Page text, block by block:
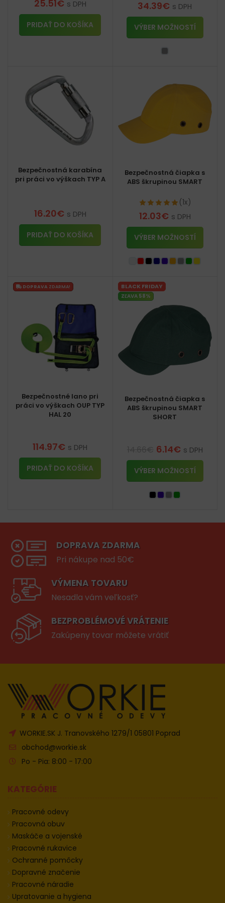
25.51 € s DPH
PRIDAŤ DO KOŠÍKA
34.39€ s DPH
VÝBER MOŽNOSTÍ
Bezpečnostná karabína
pri práci vo výškach TYP A
16.20€ s DPH
PRIDAŤ DO KOŠÍKA
Bezpečnostná čiapka s
ABS škrupinou SMART
(1x)
12.03€ s DPH
VÝBER MOŽNOSTÍ
DOPRAVA ZDARMA!
Bezpečnostné lano pri
práci vo výškach OUP TYP
HAL 20
114.97€ s DPH
PRIDAŤ DO KOŠÍKA
BLACK FRIDAY
ZĽAVA 58%
Bezpečnostná čiapka s
ABS škrupinou SMART
SHORT
6.14€ s DPH
VÝBER MOŽNOSTÍ
DOPRAVA ZDARMA
Pri nákupe nad 50€
VÝMENA TOVARU
Nesadla vám veľkosť?
BEZPROBLÉMOVÉ VRÁTENIE
Zakúpeny tovar môžete vrátiť
WORKIE.SK J. Tranovského 1279/1 05801 Poprad
obchod@workie.sk
Po - Pia: 8:00 - 17:00
KATEGÓRIE
Pracovné odevy
Pracovná obuv
Maskáče a vojenské
Pracovné rukavice
Ochranné pomôcky
Dopravné značenie
Pracovné náradie
Upratovanie a hygiena